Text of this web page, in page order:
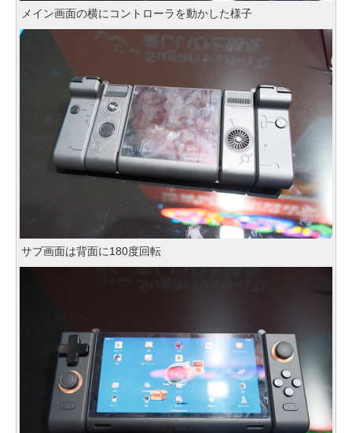
メイン画面の横にコントローラを動かした様子
サブ画面は背面に180度回転